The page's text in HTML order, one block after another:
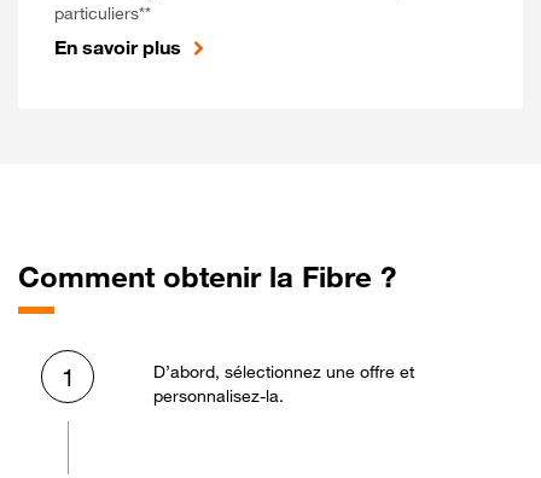
particuliers**
En savoir plus
Comment obtenir la Fibre ?
1
D’abord, sélectionnez une offre et
personnalisez-la.